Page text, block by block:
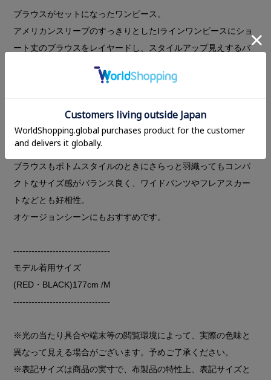
ブラウスがセットになったワンピース。
アメリカンスリーブのすっきりとしたIラインワンピースにショ
ート丈のブラウスをレイヤードし、スタイルアップ見えするバ
ほど良くハリがあり身体のラインを拾いすぎない伸縮性のある
ジャージ素材を使用し着心地にもこだわりました。
ワンピースは単体で着ても映えるバックスタイルデザインで下
に薄めのハイゲージニットなどを合わせたスタイリングも楽し
めます。
ブラウスもボトムスタイルのときにさらっと羽織ってもコンパ
クトなサイズ感がバランス良く、ワイドパンツやフレアスカー
トなどとも好相性。
オケージョンシーンにもおすすめです。
--------------------------------
モデル着用サイズ
(RED・BLACK)177cm /M
--------------------------------
※光の当たり具合や端末等の閲覧環境によって、実際の色味と
異なって見える場合がございます。予めご了承ください。
※表記サイズは商品の実寸で、布製品の特性上、表記サイズと